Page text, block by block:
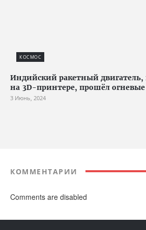
КОСМОС
Индийский ракетный
на 3D-принтере, прошёл
3 Июнь, 2024
КОММЕНТАРИИ
Comments are disabled